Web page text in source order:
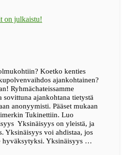
on julkaistu!
Koetko kenties
ajankohtainen?
Ryhmächateissamme
sovittuna ajankohtana tietystä
anonyymisti. Pääset mukaan
Tukinettiin. Luo
Yksinäisyys on yleistä, ja
Yksinäisyys voi ahdistaa, jos
hyväksytyksi. Yksinäisyys …